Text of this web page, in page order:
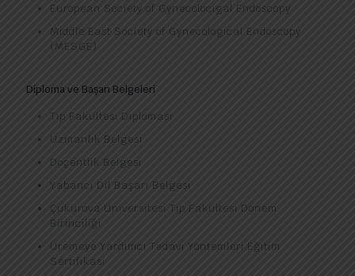
European Society of Gynecolocigal Endoscopy
Middle East Society of Gynecological Endoscopy
(MESGE)
Diploma ve Başarı Belgeleri
Tıp Fakültesi Diploması
Uzmanlık Belgesi
Doçentlik Belgesi
Yabancı Dil Başarı Belgesi
Çukurova Üniversitesi Tıp Fakültesi Dönem
Birinciliği
Üremeye Yardımcı Tedavi Yöntemleri Eğitim
Sertifikası